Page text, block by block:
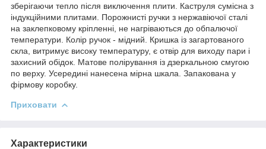
зберігаючи тепло після виключення плити. Каструля сумісна з
індукційними плитами. Порожнисті ручки з нержавіючої сталі
на заклепковому кріпленні, не нагріваються до обпалючої
температури. Колір ручок - мідний. Кришка із загартованого
скла, витримує високу температуру, є отвір для виходу пари і
захисний обідок. Матове полірування із дзеркальною смугою
по верху. Усередині нанесена мірна шкала. Запакована у
фірмову коробку.
Приховати
Характеристики